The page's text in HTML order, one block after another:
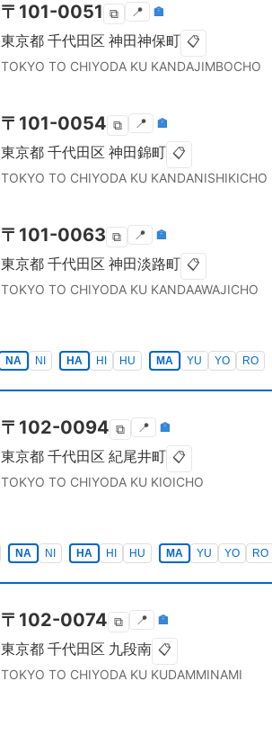
〒 101-0051 ⧉ 📍 🏣
東京都 千代田区 神田神保町 📋
TOKYO TO CHIYODA KU KANDAJIMBOCHO
〒 101-0054 ⧉ 📍 🏣
東京都 千代田区 神田錦町 📋
TOKYO TO CHIYODA KU KANDANISHIKICHO
〒 101-0063 ⧉ 📍 🏣
東京都 千代田区 神田淡路町 📋
TOKYO TO CHIYODA KU KANDAAWAJICHO
NA NI HA HI HU MA YU YO RO
〒 102-0094 ⧉ 📍 🏣
東京都 千代田区 紀尾井町 📋
TOKYO TO CHIYODA KU KIOICHO
NA NI HA HI HU MA YU YO RO
〒 102-0074 ⧉ 📍 🏣
東京都 千代田区 九段南 📋
TOKYO TO CHIYODA KU KUDAMMINAMI